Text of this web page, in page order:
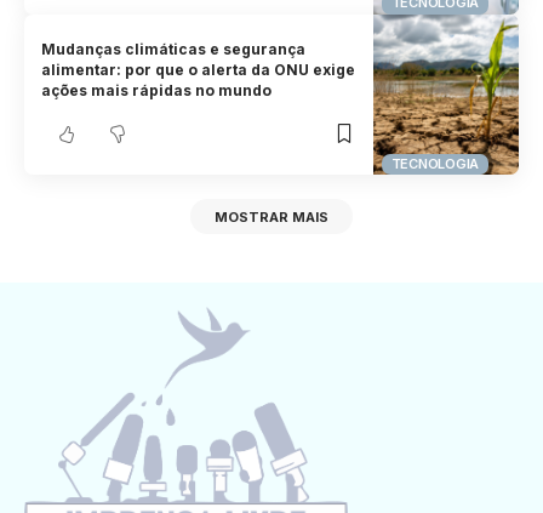
TECNOLOGIA
Mudanças climáticas e segurança
alimentar: por que o alerta da ONU exige
ações mais rápidas no mundo
MOSTRAR MAIS